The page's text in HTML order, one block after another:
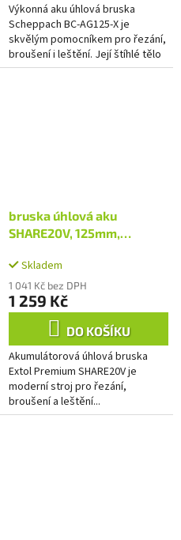
Výkonná aku úhlová bruska
Scheppach BC-AG125-X je
skvělým pomocníkem pro řezání,
broušení i leštění. Její štíhlé tělo
s hliníkovou přední částí a
bruska úhlová aku
SHARE20V, 125mm,
nabíječky
Skladem
1 041 Kč bez DPH
1 259 Kč
DO KOŠÍKU
Akumulátorová úhlová bruska
Extol Premium SHARE20V je
moderní stroj pro řezání,
broušení a leštění...